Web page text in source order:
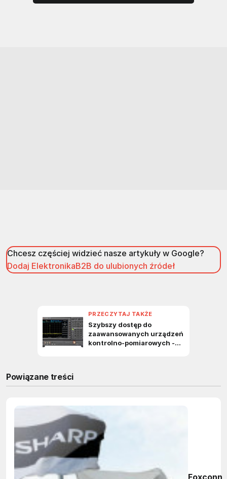
Chcesz częściej widzieć nasze artykuły w Google?
Dodaj ElektronikaB2B do ulubionych źródeł
Powiązane treści